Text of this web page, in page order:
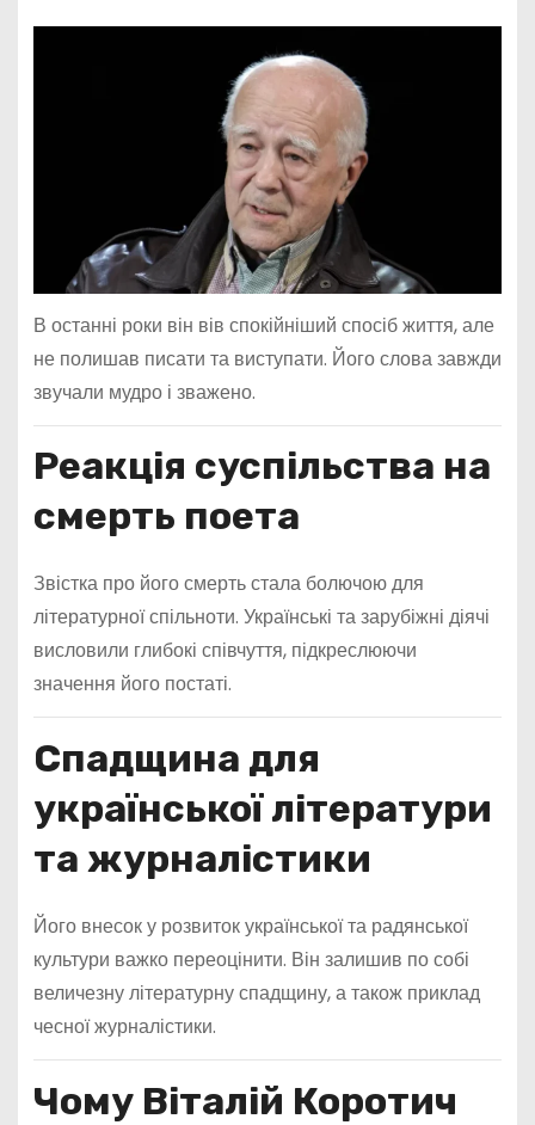
В останні роки він вів спокійніший спосіб життя, але
не полишав писати та виступати. Його слова завжди
звучали мудро і зважено.
Реакція суспільства на
смерть поета
Звістка про його смерть стала болючою для
літературної спільноти. Українські та зарубіжні діячі
висловили глибокі співчуття, підкреслюючи
значення його постаті.
Спадщина для
української літератури
та журналістики
Його внесок у розвиток української та радянської
культури важко переоцінити. Він залишив по собі
величезну літературну спадщину, а також приклад
чесної журналістики.
Чому Віталій Коротич